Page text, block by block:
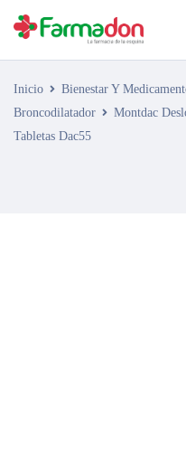
Inicio Bienestar Y
Broncodilatador
Montdac
Tabletas Dac55